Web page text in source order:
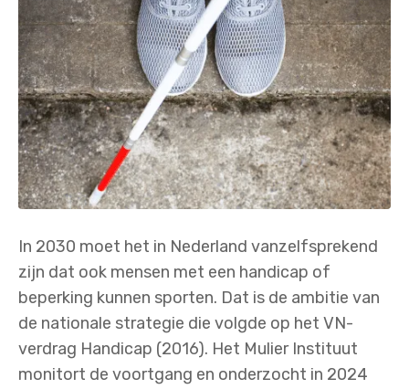
In 2030 moet het in Nederland vanzelfsprekend
zijn dat ook mensen met een handicap of
beperking kunnen sporten. Dat is de ambitie van
de nationale strategie die volgde op het VN-
verdrag Handicap (2016). Het Mulier Instituut
monitort de voortgang en onderzocht in 2024